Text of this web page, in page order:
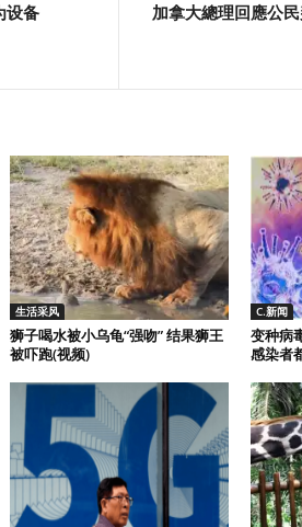
设备
加拿大總理回應公
生活采风
狮子喝水被小乌龟“强吻” 结果狮王
被吓跑(视频)
C.新闻
变种病
感染者